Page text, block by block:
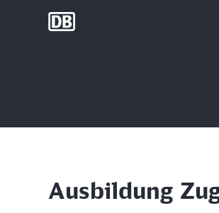
DB Group
Ausbildung